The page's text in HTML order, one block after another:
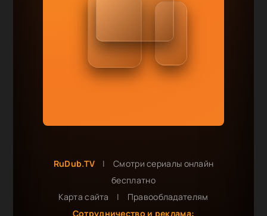
RuDub.TV |
Смотри сериалы онлайн
бесплатно
Карта сайта
|
Правообладателям
Сотрудничество и реклама: